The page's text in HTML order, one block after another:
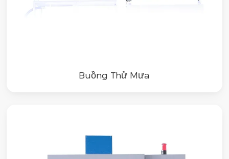
Buồng Thử Mưa